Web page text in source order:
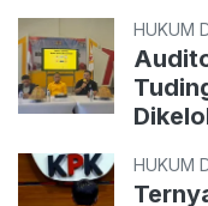
HUKUM
HUKUM